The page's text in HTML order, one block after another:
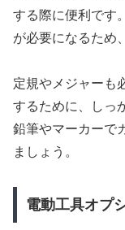
する際に便利です
が必要になるため
定規やメジャーも
するために、しっ
鉛筆やマーカーで
ましょう。
電動工具オプ